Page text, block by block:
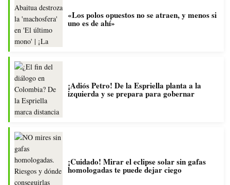
«Los polos opuestos no se atraen, y menos si
uno es de ahí»
¡Adiós Petro! De la Espriella planta a la
izquierda y se prepara para gobernar
¡Cuidado! Mirar el eclipse solar sin gafas
homologadas te puede dejar ciego